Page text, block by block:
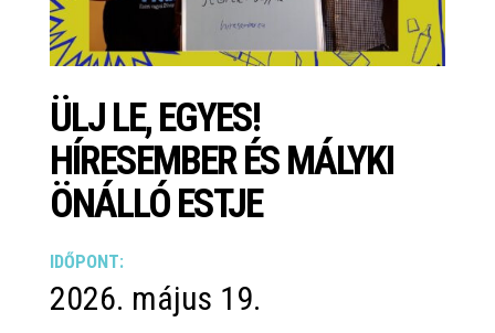
ÜLJ LE, EGYES!
HÍRESEMBER ÉS MÁLYKI
ÖNÁLLÓ ESTJE
IDŐPONT:
2026. május 19.